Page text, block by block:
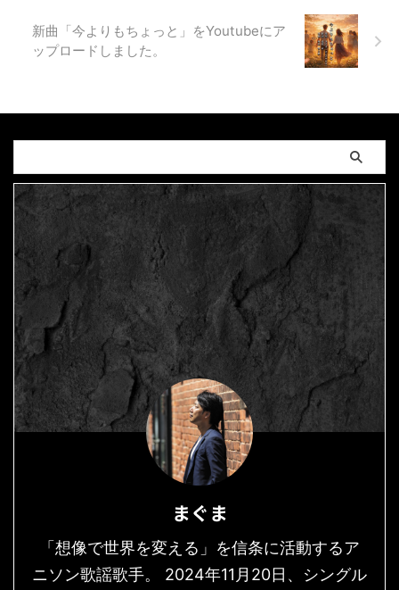
新曲「今よりもちょっと」をYoutubeにア
ップロードしました。
まぐま
「想像で世界を変える」を信条に活動するア
ニソン歌謡歌手。 2024年11月20日、シングル